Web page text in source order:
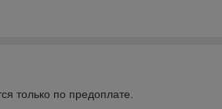
только по предоплате.